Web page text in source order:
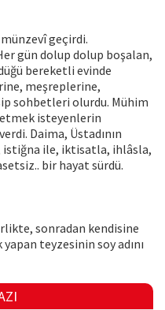
münzevî geçirdi.
gün dolup dolup boşalan,
bereketli evinde
meşreplerine,
sohbetleri olurdu. Mühim
isteyenlerin
Daima, Üstadının
istiğna ile, iktisatla, ihlâsla,
bir hayat sürdü.
sonradan kendisine
teyzesinin soy adını